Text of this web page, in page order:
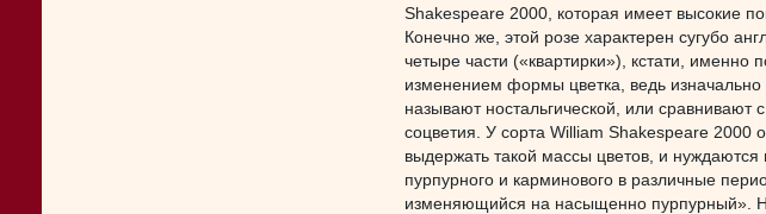
Shakespeare 2000, которая имеет высокие
Конечно же, этой розе характерен сугубо
четыре части («квартирки»), кстати,
изменением формы цветка, ведь
называют ностальгической, или сравнивают
соцветия. У сорта William Shakespeare 2000
выдержать такой массы цветов, и нуждаются
пурпурного и карминового в различные
изменяющийся на насыщенно пурпурный».